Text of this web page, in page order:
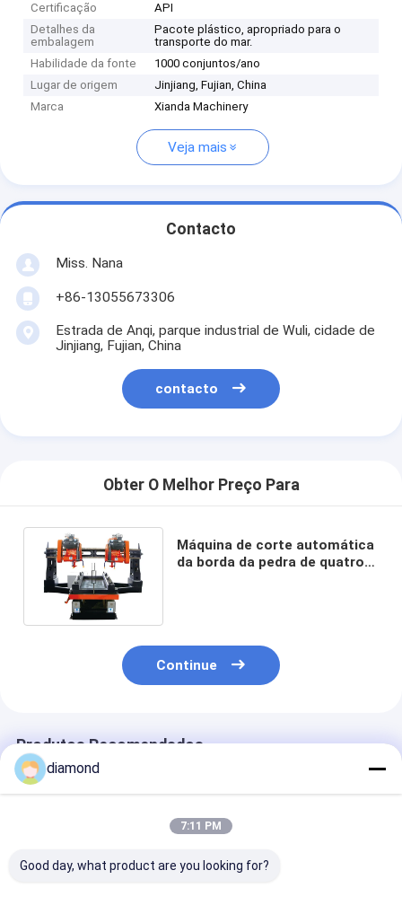
Certificação
API
Detalhes da
embalagem
Pacote plástico, apropriado para o
transporte do mar.
Habilidade da fonte
1000 conjuntos/ano
Lugar de origem
Jinjiang, Fujian, China
Marca
Xianda Machinery
Veja mais
Contacto
Miss. Nana
+86-13055673306
Estrada de Anqi, parque industrial de Wuli, cidade de
Jinjiang, Fujian, China
contacto
Obter O Melhor Preço Para
Máquina de corte automática
da borda da pedra de quatro
Continue
Produtos Recomendados
diamond
7:11 PM
Good day, what product are you looking for?